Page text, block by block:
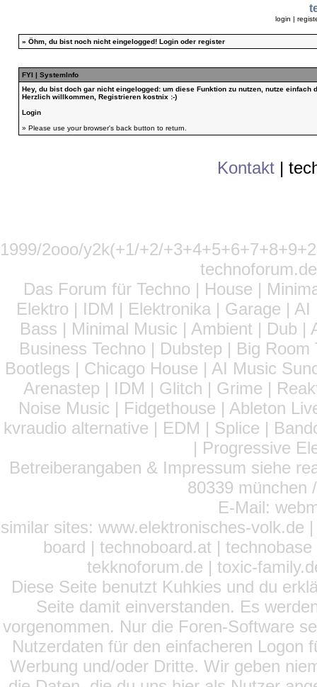
login |
» Öhm, du bist noch nicht eingelogged! Loginoder register
FYI | SystemInfo
Hey, du bist doch gar nicht eingelogged: um diese Funktion zu nutzen, nutze
Herzlich willkommen, Registrieren kostnix :-)
Login
» Please use your browser's back button to return.
Kontakt |
1999/2ooo/y2k(+1/+2/
Das Forum für Techno | House |
Elektro | IDM | Elektronika | Garage |
Bass | Minimal Music | Ambient | Dub
Business Techno | Dubstep | Big
Bootlegs | Chicago House | AI Music
Arenastep | IDM | Glitch | Grime |
Noise Music | Fidgethouse | Ableton
kvraudio alternative | EDM | Splice |
| Progressive
Betreiberangaben & Impressum siehe
80339 münchen
E-Mail:
similar sites: www.elektronisches-volk.de
board | technoboard.at |
tekknoforum.de | toxic-
Diese Seite benutzt Kuhkies und du
Seite damit einverstanden. Es
vorgenommen. Nur die Foren-Software
Nutzerdaten für den einfacheren Logon
Werbung und/oder Dritte. Wir geben